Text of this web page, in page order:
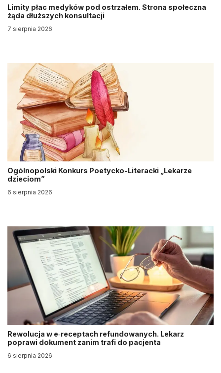
Limity płac medyków pod ostrzałem. Strona społeczna
żąda dłuższych konsultacji
7 sierpnia 2026
Ogólnopolski Konkurs Poetycko-Literacki „Lekarze
dzieciom”
6 sierpnia 2026
Rewolucja w e‑receptach refundowanych. Lekarz
poprawi dokument zanim trafi do pacjenta
6 sierpnia 2026